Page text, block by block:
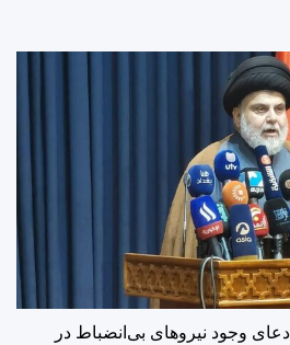
وجود نیروهای بی‌انضباط در